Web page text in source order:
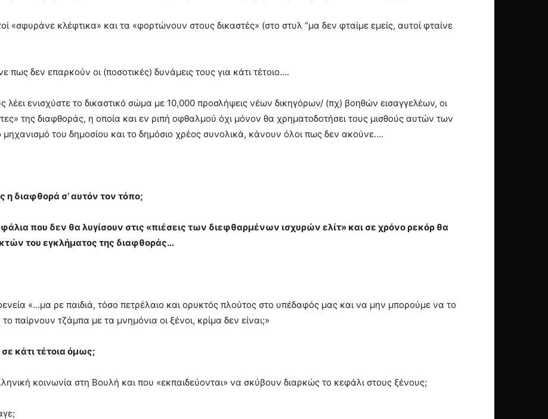
«σφυράνε κλέφτικα» και τα «φορτώνουν στους δικαστές» (στο στυλ “μα δεν φταίμε εμείς, αυτοί φταίνε
πως δεν επαρκούν οι (ποσοτικές) δυνάμεις τους για κάτι τέτοιο….
λέει ενισχύστε το δικαστικό σώμα με 10,000 προσλήψεις νέων δικηγόρων/ (πχ) βοηθών εισαγγελέων, οι
της διαφθοράς, η οποία και εν ριπή οφθαλμού όχι μόνον θα χρηματοδοτήσει τους μισθούς αυτών των
του δημοσίου και το δημόσιο χρέος συνολικά, κάνουν όλοι πως δεν ακούνε….
διαφθορά σ’ αυτόν τον τόπο;
που δεν θα λυγίσουν στις «πιέσεις των διεφθαρμένων ισχυρών ελίτ» και σε χρόνο ρεκόρ θα
του εγκλήματος της διαφθοράς…
«…μα ρε παιδιά, τόσο πετρέλαιο και ορυκτός πλούτος στο υπέδαφός μας και να μην μπορούμε να το
παίρνουν τζάμπα με τα μνημόνια οι ξένοι, κρίμα δεν είναι;»
κάτι τέτοια όμως;
κοινωνία στη Βουλή και που «εκπαιδεύονται» να σκύβουν διαρκώς το κεφάλι στους ξένους;